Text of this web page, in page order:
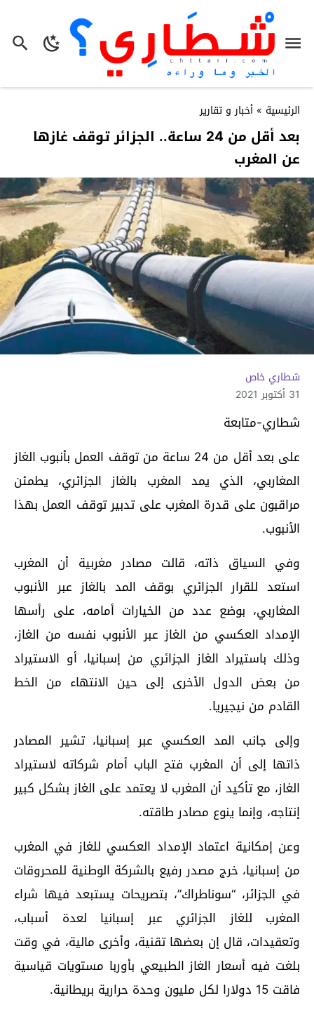
الرئيسية » أخبار و تقارير
بعد أقل من 24 ساعة.. الجزائر توقف غازها
عن المغرب
شطاري خاص
31 أكتوبر 2021
شطاري-متابعة
على بعد أقل من 24 ساعة من توقف العمل بأنبوب الغاز
المغاربي، الذي يمد المغرب بالغاز الجزائري، يطمئن
مراقبون على قدرة المغرب على تدبير توقف العمل بهذا
الأنبوب.
وفي السياق ذاته، قالت مصادر مغربية أن المغرب
استعد للقرار الجزائري بوقف المد بالغاز عبر الأنبوب
المغاربي، بوضع عدد من الخيارات أمامه، على رأسها
الإمداد العكسي من الغاز عبر الأنبوب نفسه من الغاز،
وذلك باستيراد الغاز الجزائري من إسبانيا، أو الاستيراد
من بعض الدول الأخرى إلى حين الانتهاء من الخط
القادم من نيجيريا.
وإلى جانب المد العكسي عبر إسبانيا، تشير المصادر
ذاتها إلى أن المغرب فتح الباب أمام شركاته لاستيراد
الغاز، مع تأكيد أن المغرب لا يعتمد على الغاز بشكل كبير
إنتاجه، وإنما ينوع مصادر طاقته.
وعن إمكانية اعتماد الإمداد العكسي للغاز في المغرب
من إسبانيا، خرج مصدر رفيع بالشركة الوطنية للمحروقات
في الجزائر، “سوناطراك”، بتصريحات يستبعد فيها شراء
المغرب للغاز الجزائري عبر إسبانيا لعدة أسباب،
وتعقيدات، قال إن بعضها تقنية، وأخرى مالية، في وقت
بلغت فيه أسعار الغاز الطبيعي بأوربا مستويات قياسية
فاقت 15 دولارا لكل مليون وحدة حرارية بريطانية.